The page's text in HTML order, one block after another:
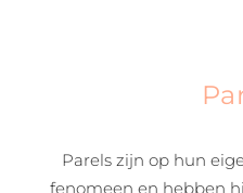
Parels zijn op hun
fenomeen en hebben